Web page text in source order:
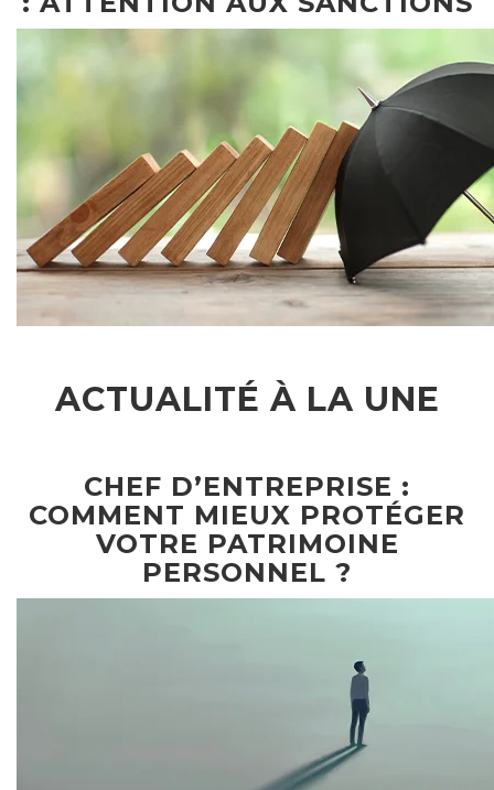
ACTUALITÉ À LA UNE
CHEF D’ENTREPRISE :
COMMENT MIEUX PROTÉGER
VOTRE PATRIMOINE
PERSONNEL ?